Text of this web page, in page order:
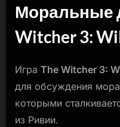
Моральные
Witcher 3:
Игра The Witcher 3:
для обсуждения
которыми
из Ривии.